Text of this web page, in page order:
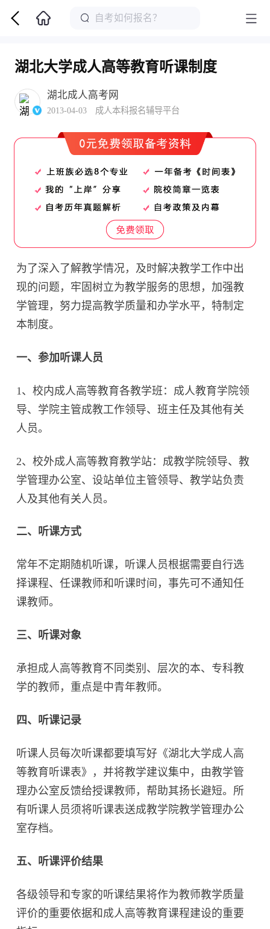
湖北大学成人高等教育听课制度
湖北成人高考网
2013-04-03 成人本科报名辅导平台
为了深入了解教学情况，及时解决教学工作中出
现的问题，牢固树立为教学服务的思想，加强教
学管理，努力提高教学质量和办学水平，特制定
本制度。
一、参加听课人员
1、校内成人高等教育各教学班：成人教育学院领
导、学院主管成教工作领导、班主任及其他有关
人员。
2、校外成人高等教育教学站：成教学院领导、教
学管理办公室、设站单位主管领导、教学站负责
人及其他有关人员。
二、听课方式
常年不定期随机听课，听课人员根据需要自行选
择课程、任课教师和听课时间，事先可不通知任
课教师。
三、听课对象
承担成人高等教育不同类别、层次的本、专科教
学的教师，重点是中青年教师。
四、听课记录
听课人员每次听课都要填写好《湖北大学成人高
等教育听课表》，并将教学建议集中，由教学管
理办公室反馈给授课教师，帮助其扬长避短。所
有听课人员须将听课表送成教学院教学管理办公
室存档。
五、听课评价结果
各级领导和专家的听课结果将作为教师教学质量
评价的重要依据和成人高等教育课程建设的重要